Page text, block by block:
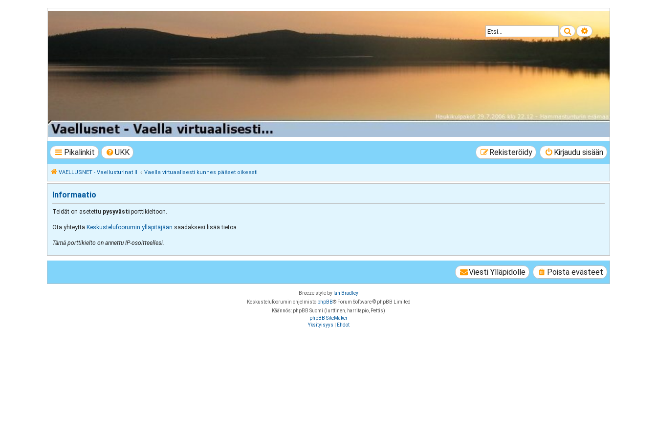
Etsi Tarkennettu haku
VAELLUSNET - Vaellusturinat II
Keskustelua vaeltamisesta ja Lapista
Pikalinkit UKK Kirjaudu sisään
Rekisteröidy
VAELLUSNET - Vaellusturinat II Vaella virtuaalisesti kunnes pääset oikeasti
Informaatio
Teidät on asetettu pysyvästi porttikieltoon.
Ota yhteyttä Keskustelufoorumin ylläpitäjään saadaksesi lisää tietoa.
Tämä porttikielto on annettu IP-osoitteellesi.
Poista evästeet
Viesti Ylläpidolle
Breeze style by Ian Bradley
Keskustelufoorumin ohjelmisto phpBB® Forum Software © phpBB Limited
Käännös: phpBB Suomi (lurttinen, harritapio, Pettis)
phpBB SiteMaker
Yksityisyys
Ehdot